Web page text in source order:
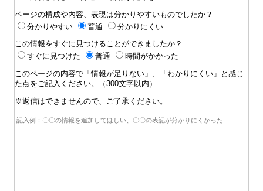
ページの構成や内容、表現は分かりやすいものでしたか？
分かりやすい
普通 分かりにくい
この情報をすぐに見つけることができましたか？
すぐに見つけた
普通 時間がかかった
このページの内容で「情報が足りない」、「わかりにくい」と感じ
た点をご記入ください。（300文字以内）
※返信はできませんので、ご了承ください。